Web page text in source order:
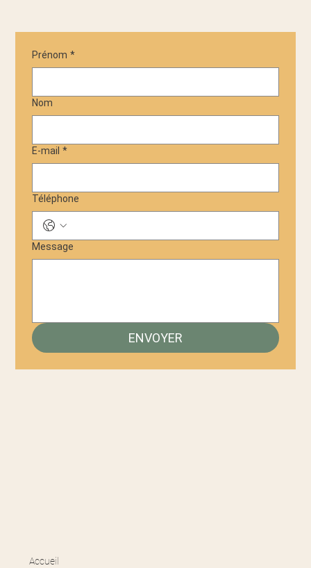
Accueil
Prénom *
Nom
E-mail *
Téléphone
Message
ENVOYER